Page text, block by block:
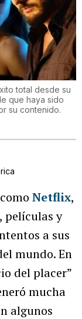
total desde su
que haya sido
su contenido.
Netflix,
películas y
a sus
mundo. En
del placer”
mucha
algunos